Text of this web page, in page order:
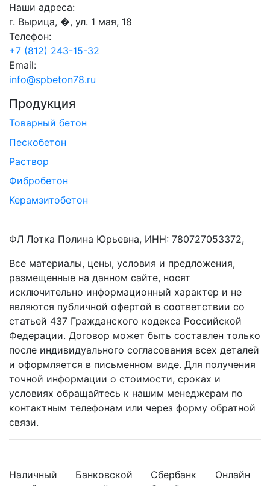
Наши адреса:
г. Вырица, �, ул. 1 мая, 18
Телефон:
+7 (812) 243-15-32
Email:
info@spbeton78.ru
Продукция
Товарный бетон
Пескобетон
Раствор
Фибробетон
Керамзитобетон
ФЛ Лотка Полина Юрьевна, ИНН: 780727053372,
Все материалы, цены, условия и предложения,
размещенные на данном сайте, носят
исключительно информационный характер и не
являются публичной офертой в соответствии со
статьей 437 Гражданского кодекса Российской
Федерации. Договор может быть составлен только
после индивидуального согласования всех деталей
и оформляется в письменном виде. Для получения
точной информации о стоимости, сроках и
условиях обращайтесь к нашим менеджерам по
контактным телефонам или через форму обратной
связи.
Наличный
Банковской
Сбербанк
Онлайн